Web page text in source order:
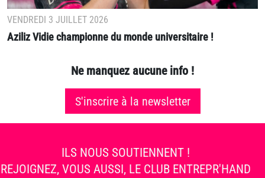
VENDREDI 3 JUILLET 2026
Aziliz Vidie championne du monde universitaire !
Ne manquez aucune info !
S'inscrire à la newsletter
ILS NOUS SOUTIENNENT !
REJOIGNEZ, VOUS AUSSI, LE CLUB ENTREPR'HAND